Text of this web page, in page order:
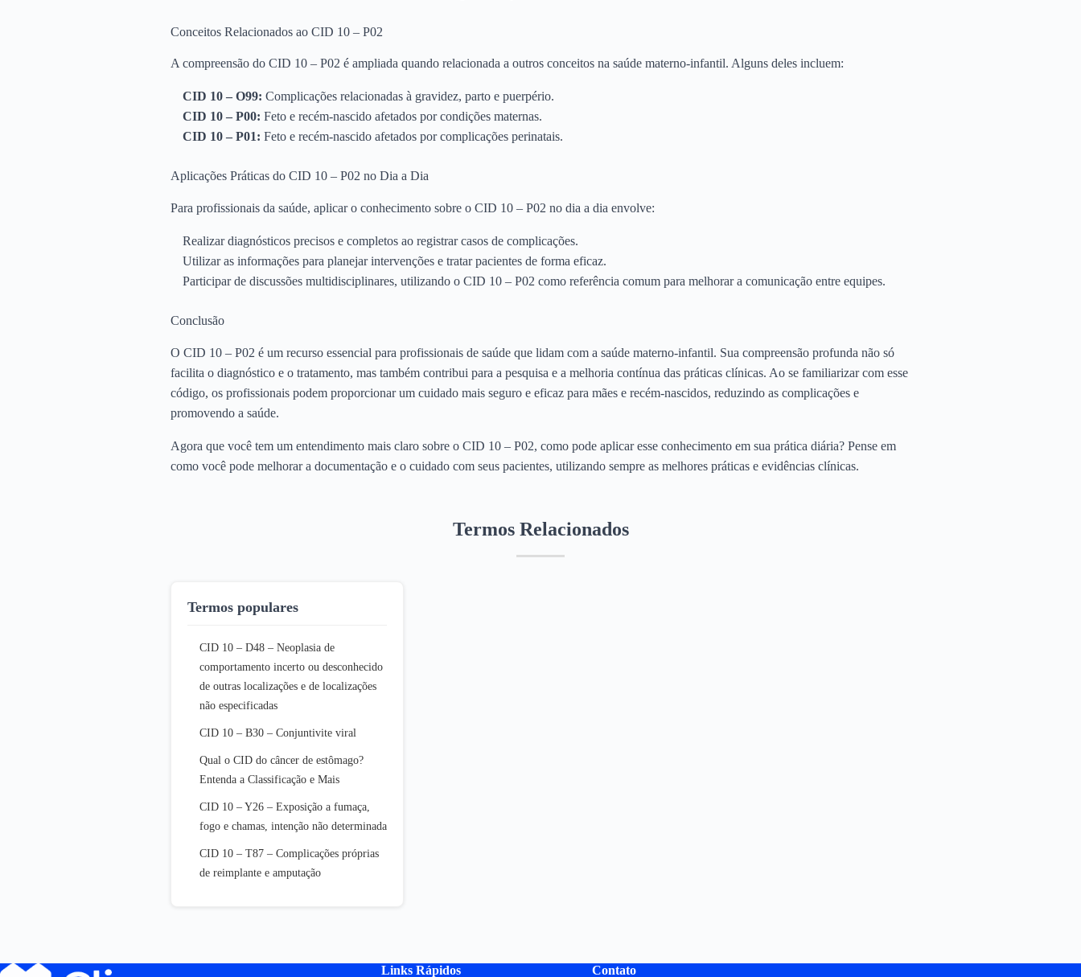
Conceitos Relacionados ao CID 10 – P02
A compreensão do CID 10 – P02 é ampliada quando relacionada a outros conceitos na saúde materno-infantil. Alguns deles incluem:
CID 10 – O99: Complicações relacionadas à gravidez, parto e puerpério.
CID 10 – P00: Feto e recém-nascido afetados por condições maternas.
CID 10 – P01: Feto e recém-nascido afetados por complicações perinatais.
Aplicações Práticas do CID 10 – P02 no Dia a Dia
Para profissionais da saúde, aplicar o conhecimento sobre o CID 10 – P02 no dia a dia envolve:
Realizar diagnósticos precisos e completos ao registrar casos de complicações.
Utilizar as informações para planejar intervenções e tratar pacientes de forma eficaz.
Participar de discussões multidisciplinares, utilizando o CID 10 – P02 como referência comum para melhorar a comunicação entre equipes.
Conclusão
O CID 10 – P02 é um recurso essencial para profissionais de saúde que lidam com a saúde materno-infantil. Sua compreensão profunda não só
facilita o diagnóstico e o tratamento, mas também contribui para a pesquisa e a melhoria contínua das práticas clínicas. Ao se familiarizar com esse
código, os profissionais podem proporcionar um cuidado mais seguro e eficaz para mães e recém-nascidos, reduzindo as complicações e
promovendo a saúde.
Agora que você tem um entendimento mais claro sobre o CID 10 – P02, como pode aplicar esse conhecimento em sua prática diária? Pense em
como você pode melhorar a documentação e o cuidado com seus pacientes, utilizando sempre as melhores práticas e evidências clínicas.
Termos Relacionados
Termos populares
CID 10 – D48 – Neoplasia de
comportamento incerto ou desconhecido
de outras localizações e de localizações
não especificadas
CID 10 – B30 – Conjuntivite viral
Qual o CID do câncer de estômago?
Entenda a Classificação e Mais
CID 10 – Y26 – Exposição a fumaça,
fogo e chamas, intenção não determinada
CID 10 – T87 – Complicações próprias
de reimplante e amputação
Links Rápidos Contato